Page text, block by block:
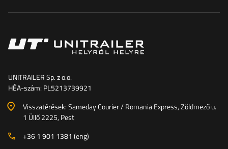
UNITRAILER Sp. z o.o.
HÉA-szám: PL5213739921
Visszatérések: Sameday Courier / Romania Express, Zöldmező u.
1 Üllő 2225, Pest
+36 1 901 1381 (eng)